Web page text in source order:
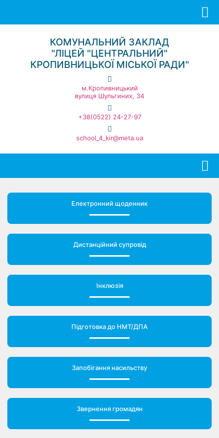
КОМУНАЛЬНИЙ ЗАКЛАД
"ЛІЦЕЙ "ЦЕНТРАЛЬНИЙ"
КРОПИВНИЦЬКОЇ МІСЬКОЇ РАДИ"
м.Кропивницький
вулиця Шульгиних, 34
+38(0522) 24-27-97
school_4_kir@meta.ua
Електронний щоденник
Дистанційний супровід
Інклюзія
Підготовка до НМТ/ДПА
Запобігання насильству
Звернення громадян